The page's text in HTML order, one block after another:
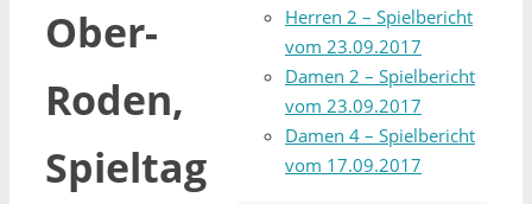
Ober-
Roden,
Spieltag
Herren 2 – Spielbericht
vom 23.09.2017
Damen 2 – Spielbericht
vom 23.09.2017
Damen 4 – Spielbericht
vom 17.09.2017